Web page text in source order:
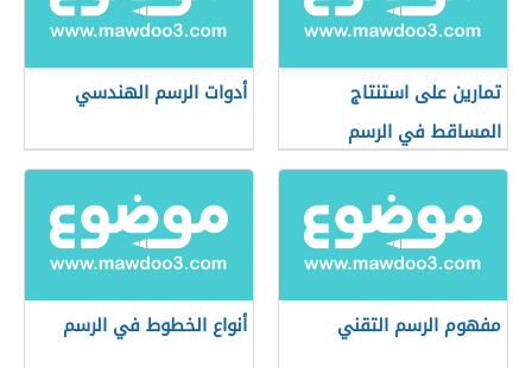
تمارين على استنتاج
المساقط في الرسم
الهندسي
أدوات الرسم الهندسي
مفهوم الرسم التقني أنواع الخطوط في الرسم